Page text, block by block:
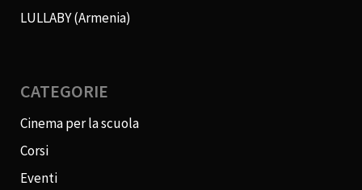
LULLABY (Armenia)
CATEGORIE
Cinema per la scuola
Corsi
Eventi